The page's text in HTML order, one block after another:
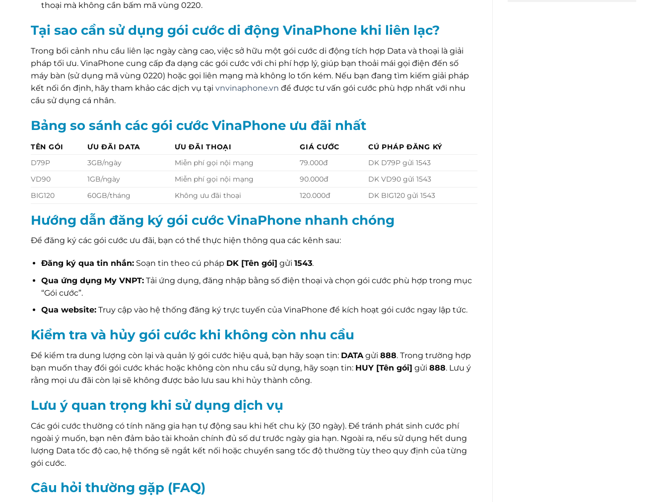
thoại mà không cần bấm mã vùng 0220.
Tại sao cần sử dụng gói cước di động VinaPhone khi liên lạc?
Trong bối cảnh nhu cầu liên lạc ngày càng cao, việc sở hữu một gói cước di động tích hợp Data và thoại là giải
pháp tối ưu. VinaPhone cung cấp đa dạng các gói cước với chi phí hợp lý, giúp bạn thoải mái gọi điện đến số
máy bàn (sử dụng mã vùng 0220) hoặc gọi liên mạng mà không lo tốn kém. Nếu bạn đang tìm kiếm giải pháp
kết nối ổn định, hãy tham khảo các dịch vụ tại vnvinaphone.vn để được tư vấn gói cước phù hợp nhất với nhu
cầu sử dụng cá nhân.
Bảng so sánh các gói cước VinaPhone ưu đãi nhất
TÊN GÓI ƯU ĐÃI DATA ƯU ĐÃI THOẠI GIÁ CƯỚC
CÚ PHÁP ĐĂNG KÝ
D79P
3GB/ngày Miễn phí gọi nội mạng 79.000đ
DK D79P gửi 1543
VD90
1GB/ngày Miễn phí gọi nội mạng 90.000đ
DK VD90 gửi 1543
BIG120
60GB/tháng Không ưu đãi thoại 120.000đ DK BIG120 gửi 1543
Hướng dẫn đăng ký gói cước VinaPhone nhanh chóng
Để đăng ký các gói cước ưu đãi, bạn có thể thực hiện thông qua các kênh sau:
Đăng ký qua tin nhắn:Soạn tin theo cú pháp DK [Tên gói] gửi 1543.
Qua ứng dụng My VNPT:Tải ứng dụng, đăng nhập bằng số điện thoại và chọn gói cước phù hợp trong mục
“Gói cước”.
Qua website:Truy cập vào hệ thống đăng ký trực tuyến của VinaPhone để kích hoạt gói cước ngay lập tức.
Kiểm tra và hủy gói cước khi không còn nhu cầu
Để kiểm tra dung lượng còn lại và quản lý gói cước hiệu quả, bạn hãy soạn tin: DATAgửi 888. Trong trường hợp
bạn muốn thay đổi gói cước khác hoặc không còn nhu cầu sử dụng, hãy soạn tin: HUY [Tên gói] gửi 888. Lưu ý
rằng mọi ưu đãi còn lại sẽ không được bảo lưu sau khi hủy thành công.
Lưu ý quan trọng khi sử dụng dịch vụ
Các gói cước thường có tính năng gia hạn tự động sau khi hết chu kỳ (30 ngày). Để tránh phát sinh cước phí
ngoài ý muốn, bạn nên đảm bảo tài khoản chính đủ số dư trước ngày gia hạn. Ngoài ra, nếu sử dụng hết dung
lượng Data tốc độ cao, hệ thống sẽ ngắt kết nối hoặc chuyển sang tốc độ thường tùy theo quy định của từng
gói cước.
Câu hỏi thường gặp (FAQ)